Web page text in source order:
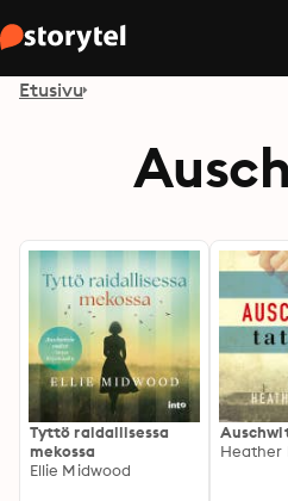
Etusivu
Tyttö raidallisessa
mekossa
Ellie Midwood
Heather